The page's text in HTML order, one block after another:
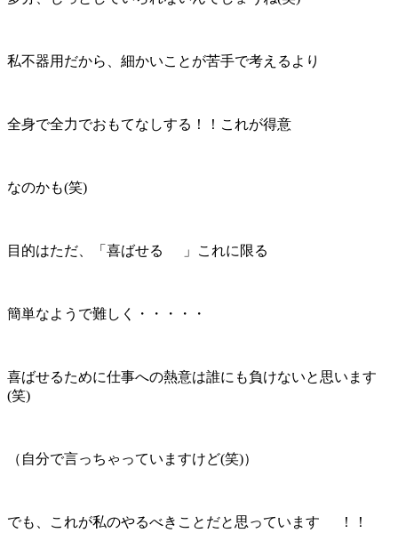
私不器用だから、細かいことが苦手で考えるより
全身で全力でおもてなしする！！これが得意
なのかも(笑)
目的はただ、「喜ばせる 」これに限る
簡単なようで難しく・・・・・
喜ばせるために仕事への熱意は誰にも負けないと思います
(笑)
（自分で言っちゃっていますけど(笑)）
でも、これが私のやるべきことだと思っています ！！